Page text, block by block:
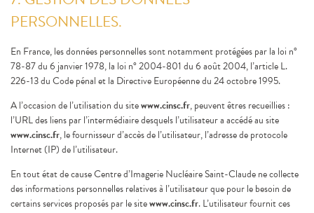
PERSONNELLES.
En France, les données personnelles sont notamment protégées par la loi n°
78-87 du 6 janvier 1978, la loi n° 2004-801 du 6 août 2004, l’article L.
226-13 du Code pénal et la Directive Européenne du 24 octobre 1995.
A l’occasion de l’utilisation du sitewww.cinsc.fr, peuvent êtres recueillies :
l’URL des liens par l’intermédiaire desquels l’utilisateur a accédé au site
www.cinsc.fr, le fournisseur d’accès de l’utilisateur, l’adresse de protocole
Internet (IP) de l’utilisateur.
En tout état de cause Centre d’Imagerie Nucléaire Saint-Claude ne collecte
des informations personnelles relatives à l’utilisateur que pour le besoin de
certains services proposés par le sitewww.cinsc.fr. L’utilisateur fournit ces